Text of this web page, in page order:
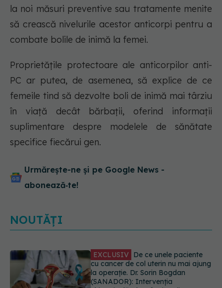
la noi măsuri preventive sau tratamente menite
să crească nivelurile acestor anticorpi pentru a
combate bolile de inimă la femei.
Proprietățile protectoare ale anticorpilor anti-
PC ar putea, de asemenea, să explice de ce
femeile tind să dezvolte boli de inimă mai târziu
în viață decât bărbații, oferind informații
suplimentare despre modelele de sănătate
specifice fiecărui gen.
Urmărește-ne și pe Google News -
abonează‑te!
NOUTĂȚI
Alertă în Europa după un nou caz
de hantavirus Anzi, singura tulpină
care se transmite de la om la om
06.08.2026, 20:06